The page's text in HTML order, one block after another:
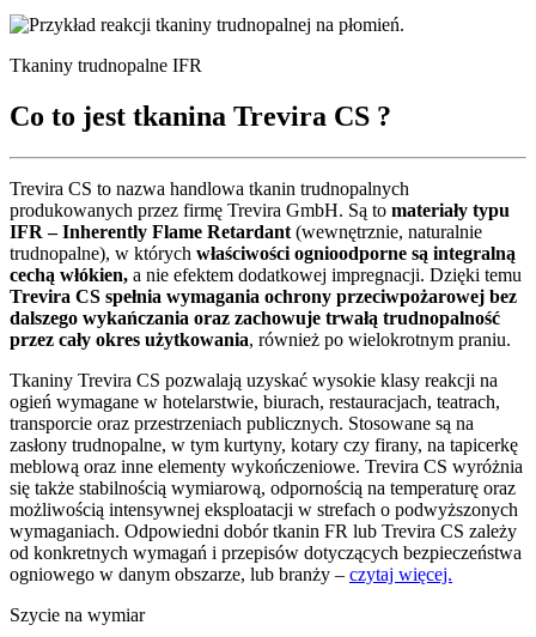
Tkaniny trudnopalne IFR
Co to jest tkanina Trevira CS ?
Trevira CS to nazwa handlowa tkanin trudnopalnych
produkowanych przez firmę Trevira GmbH. Są to materiały typu
IFR – Inherently Flame Retardant (wewnętrznie, naturalnie
trudnopalne), w których właściwości ognioodporne są integralną
cechą włókien, a nie efektem dodatkowej impregnacji. Dzięki temu
Trevira CS spełnia wymagania ochrony przeciwpożarowej bez
dalszego wykańczania oraz zachowuje trwałą trudnopalność
przez cały okres użytkowania, również po wielokrotnym praniu.
Tkaniny Trevira CS pozwalają uzyskać wysokie klasy reakcji na
ogień wymagane w hotelarstwie, biurach, restauracjach, teatrach,
transporcie oraz przestrzeniach publicznych. Stosowane są na
zasłony trudnopalne, w tym kurtyny, kotary czy firany, na tapicerkę
meblową oraz inne elementy wykończeniowe. Trevira CS wyróżnia
się także stabilnością wymiarową, odpornością na temperaturę oraz
możliwością intensywnej eksploatacji w strefach o podwyższonych
wymaganiach. Odpowiedni dobór tkanin FR lub Trevira CS zależy
od konkretnych wymagań i przepisów dotyczących bezpieczeństwa
ogniowego w danym obszarze, lub branży – czytaj więcej.
Szycie na wymiar